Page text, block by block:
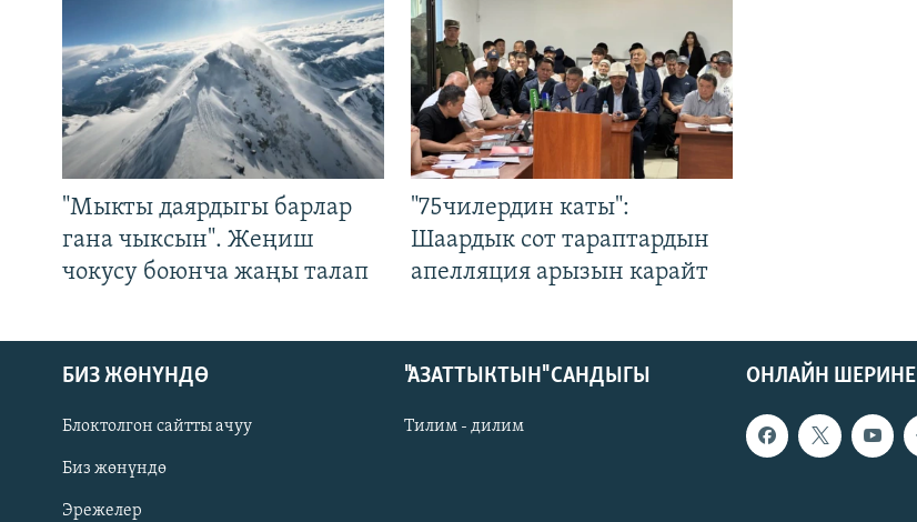
Русский
"Мыкты даярдыгы барлар
гана чыксын". Жеңиш
чокусу боюнча жаңы талап
"75чилердин каты":
Шаардык сот тараптардын
апелляция арызын карайт
ОНЛАЙН ШЕРИНЕ
БИЗ ЖӨНҮНДӨ
Блоктолгон сайтты ачуу
Биз жөнүндө
Эрежелер
"АЗАТТЫКТЫН" САНДЫГЫ
Тилим - дилим